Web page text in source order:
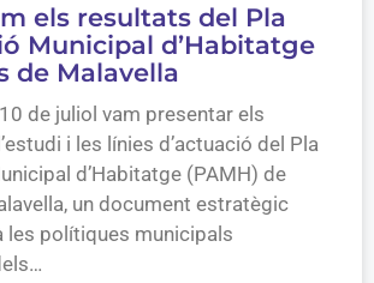
els resultats del Pla
Municipal d’Habitatge
de Malavella
de juliol vam presentar els
i les línies d’actuació del Pla
d’Habitatge (PAMH) de
un document estratègic
les polítiques municipals